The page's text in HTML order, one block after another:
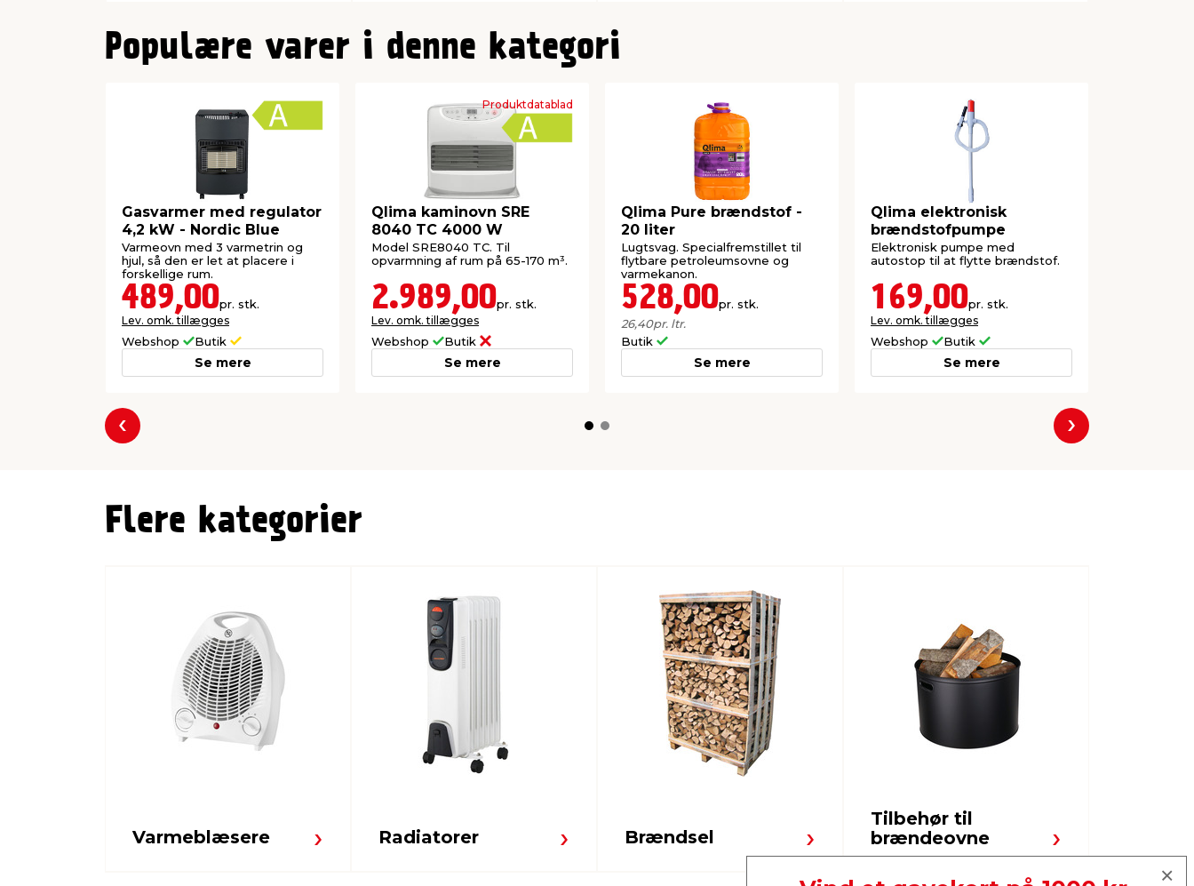
Populære varer i denne kategori
Gasvarmer med regulator
4,2 kW - Nordic Blue
Varmeovn med 3 varmetrin og
hjul, så den er let at placere i
forskellige rum.
489,00pr. stk.
Lev. omk. tillægges
Webshop Butik
Se mere
Produktdatablad
Qlima kaminovn SRE
8040 TC 4000 W
Model SRE8040 TC. Til
opvarmning af rum på 65-170 m³.
2.989,00pr. stk.
Lev. omk. tillægges
Webshop Butik
Se mere
Qlima Pure brændstof -
20 liter
Lugtsvag. Specialfremstillet til
flytbare petroleumsovne og
varmekanon.
528,00pr. stk.
26,40pr. ltr.
Butik
Se mere
Qlima elektronisk
brændstofpumpe
Elektronisk pumpe med
autostop til at flytte brændstof.
169,00pr. stk.
Lev. omk. tillægges
Webshop Butik
Se mere
Forrige Næste
Flere kategorier
Varmeblæsere Radiatorer Brændsel
Tilbehør til
brændeovne